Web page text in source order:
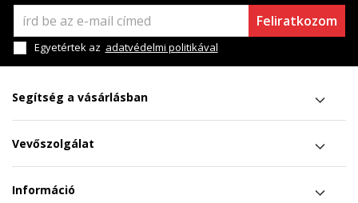
Feliratkozom
Egyetértek az adatvédelmi politikával
Segítség a vásárlásban
Vevőszolgálat
Információ